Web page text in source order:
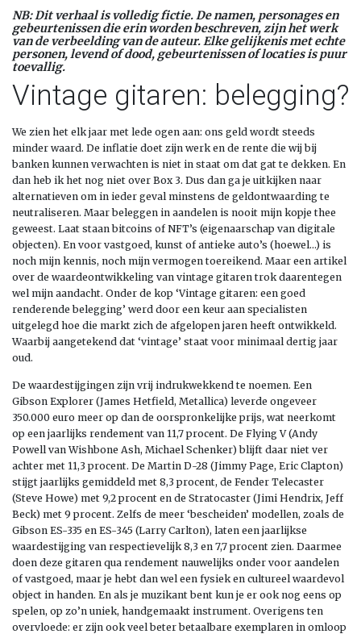
NB: Dit verhaal is volledig fictie. De namen, personages en
gebeurtenissen die erin worden beschreven, zijn het werk
van de verbeelding van de auteur. Elke gelijkenis met echte
personen, levend of dood, gebeurtenissen of locaties is puur
toevallig.
Vintage gitaren: belegging?
We zien het elk jaar met lede ogen aan: ons geld wordt steeds
minder waard. De inflatie doet zijn werk en de rente die wij bij
banken kunnen verwachten is niet in staat om dat gat te dekken. En
dan heb ik het nog niet over Box 3. Dus dan ga je uitkijken naar
alternatieven om in ieder geval minstens de geldontwaarding te
neutraliseren. Maar beleggen in aandelen is nooit mijn kopje thee
geweest. Laat staan bitcoins of NFT’s (eigenaarschap van digitale
objecten). En voor vastgoed, kunst of antieke auto’s (hoewel…) is
noch mijn kennis, noch mijn vermogen toereikend. Maar een artikel
over de waardeontwikkeling van vintage gitaren trok daarentegen
wel mijn aandacht. Onder de kop ‘Vintage gitaren: een goed
renderende belegging’ werd door een keur aan specialisten
uitgelegd hoe die markt zich de afgelopen jaren heeft ontwikkeld.
Waarbij aangetekend dat ‘vintage’ staat voor minimaal dertig jaar
oud.
De waardestijgingen zijn vrij indrukwekkend te noemen. Een
Gibson Explorer (James Hetfield, Metallica) leverde ongeveer
350.000 euro meer op dan de oorspronkelijke prijs, wat neerkomt
op een jaarlijks rendement van 11,7 procent. De Flying V (Andy
Powell van Wishbone Ash, Michael Schenker) blijft daar niet ver
achter met 11,3 procent. De Martin D-28 (Jimmy Page, Eric Clapton)
stijgt jaarlijks gemiddeld met 8,3 procent, de Fender Telecaster
(Steve Howe) met 9,2 procent en de Stratocaster (Jimi Hendrix, Jeff
Beck) met 9 procent. Zelfs de meer ‘bescheiden’ modellen, zoals de
Gibson ES-335 en ES-345 (Larry Carlton), laten een jaarlijkse
waardestijging van respectievelijk 8,3 en 7,7 procent zien. Daarmee
doen deze gitaren qua rendement nauwelijks onder voor aandelen
of vastgoed, maar je hebt dan wel een fysiek en cultureel waardevol
object in handen. En als je muzikant bent kun je er ook nog eens op
spelen, op zo’n uniek, handgemaakt instrument. Overigens ten
overvloede: er zijn ook veel beter betaalbare exemplaren in omloop